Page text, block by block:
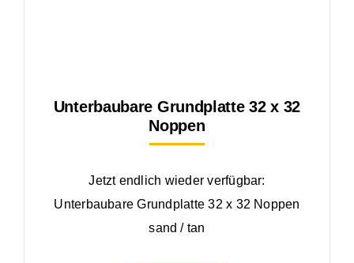
Unterbaubare Grundplatte 32 x 32
Noppen
Jetzt endlich wieder verfügbar:
Unterbaubare Grundplatte 32 x 32 Noppen
sand / tan